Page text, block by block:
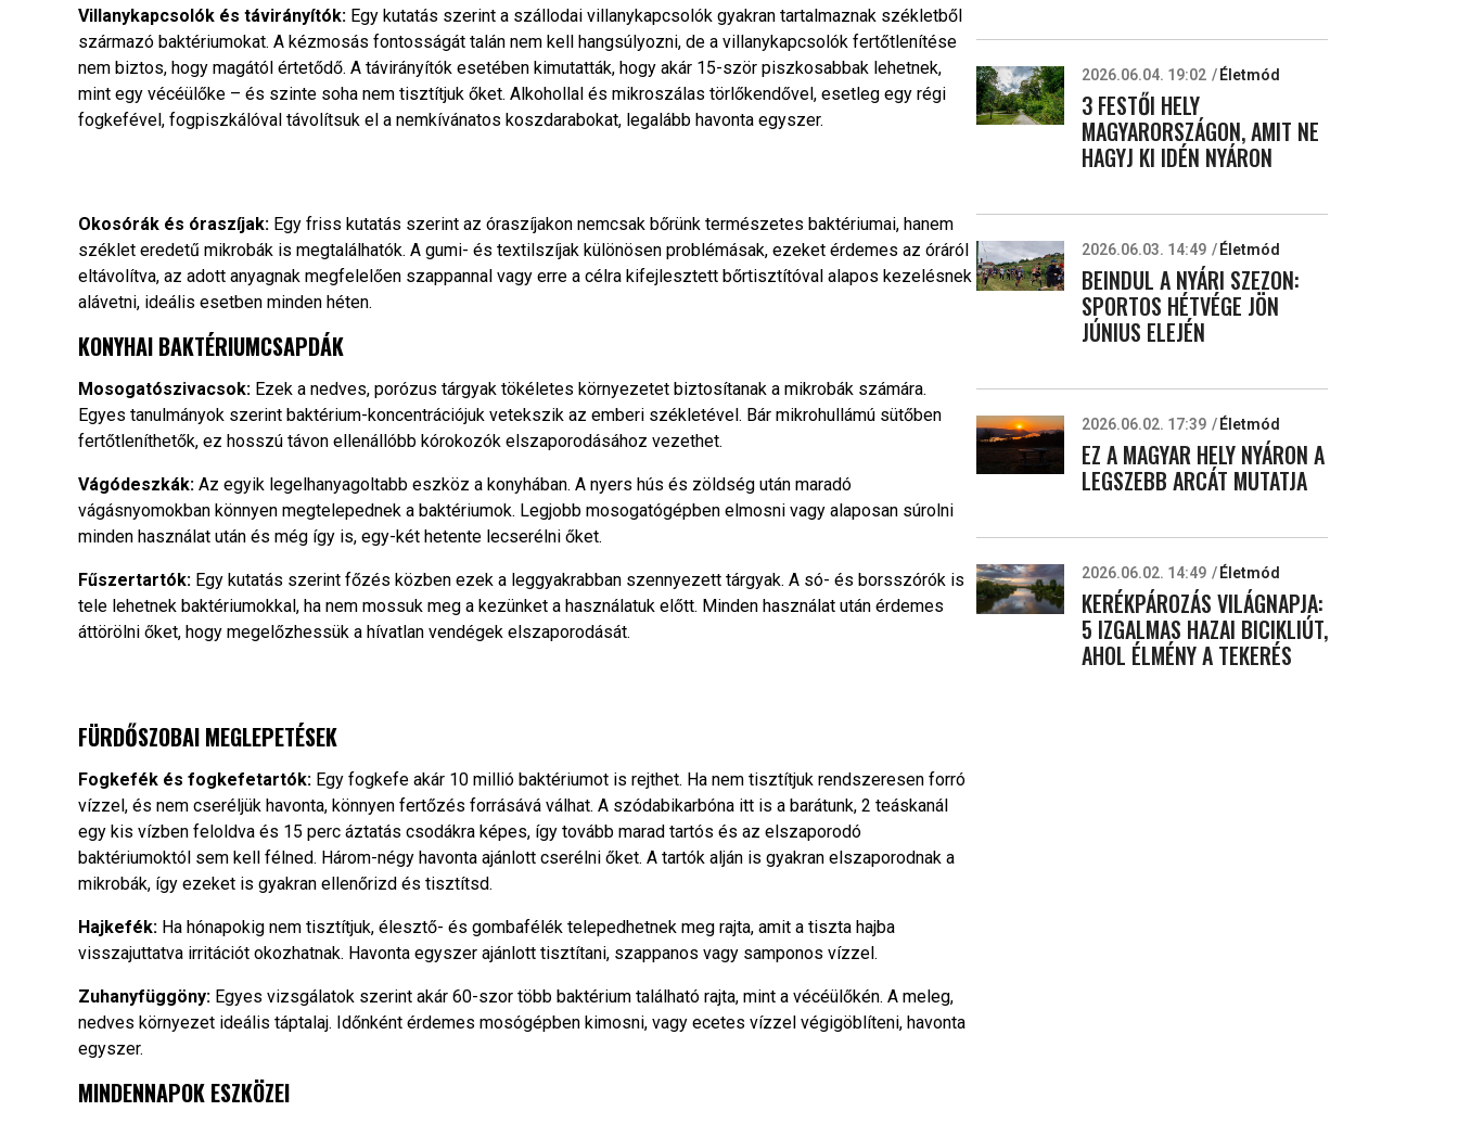
Villanykapcsolók és távirányítók: Egy kutatás szerint a szállodai villanykapcsolók gyakran tartalmaznak székletből
származó baktériumokat. A kézmosás fontosságát talán nem kell hangsúlyozni, de a villanykapcsolók fertőtlenítése
nem biztos, hogy magától értetődő. A távirányítók esetében kimutatták, hogy akár 15-ször piszkosabbak lehetnek,
mint egy vécéülőke – és szinte soha nem tisztítjuk őket. Alkohollal és mikroszálas törlőkendővel, esetleg egy régi
fogkefével, fogpiszkálóval távolítsuk el a nemkívánatos koszdarabokat, legalább havonta egyszer.
Okosórák és óraszíjak: Egy friss kutatás szerint az óraszíjakon nemcsak bőrünk természetes baktériumai, hanem
széklet eredetű mikrobák is megtalálhatók. A gumi- és textilszíjak különösen problémásak, ezeket érdemes az óráról
eltávolítva, az adott anyagnak megfelelően szappannal vagy erre a célra kifejlesztett bőrtisztítóval alapos kezelésnek
alávetni, ideális esetben minden héten.
KONYHAI BAKTÉRIUMCSAPDÁK
Mosogatószivacsok: Ezek a nedves, porózus tárgyak tökéletes környezetet biztosítanak a mikrobák számára.
Egyes tanulmányok szerint baktérium-koncentrációjuk vetekszik az emberi székletével. Bár mikrohullámú sütőben
fertőtleníthetők, ez hosszú távon ellenállóbb kórokozók elszaporodásához vezethet.
Vágódeszkák: Az egyik legelhanyagoltabb eszköz a konyhában. A nyers hús és zöldség után maradó
vágásnyomokban könnyen megtelepednek a baktériumok. Legjobb mosogatógépben elmosni vagy alaposan súrolni
minden használat után és még így is, egy-két hetente lecserélni őket.
Fűszertartók: Egy kutatás szerint főzés közben ezek a leggyakrabban szennyezett tárgyak. A só- és borsszórók is
tele lehetnek baktériumokkal, ha nem mossuk meg a kezünket a használatuk előtt. Minden használat után érdemes
áttörölni őket, hogy megelőzhessük a hívatlan vendégek elszaporodását.
FÜRDŐSZOBAI MEGLEPETÉSEK
Fogkefék és fogkefetartók: Egy fogkefe akár 10 millió baktériumot is rejthet. Ha nem tisztítjuk rendszeresen forró
vízzel, és nem cseréljük havonta, könnyen fertőzés forrásává válhat. A szódabikarbóna itt is a barátunk, 2 teáskanál
egy kis vízben feloldva és 15 perc áztatás csodákra képes, így tovább marad tartós és az elszaporodó
baktériumoktól sem kell félned. Három-négy havonta ajánlott cserélni őket. A tartók alján is gyakran elszaporodnak a
mikrobák, így ezeket is gyakran ellenőrizd és tisztítsd.
Hajkefék: Ha hónapokig nem tisztítjuk, élesztő- és gombafélék telepedhetnek meg rajta, amit a tiszta hajba
visszajuttatva irritációt okozhatnak. Havonta egyszer ajánlott tisztítani, szappanos vagy samponos vízzel.
Zuhanyfüggöny: Egyes vizsgálatok szerint akár 60-szor több baktérium található rajta, mint a vécéülőkén. A meleg,
nedves környezet ideális táptalaj. Időnként érdemes mosógépben kimosni, vagy ecetes vízzel végigöblíteni, havonta
egyszer.
MINDENNAPOK ESZKÖZEI
2026.06.04. 19:02 Életmód
3 FESTŐI HELY
MAGYARORSZÁGON, AMIT NE
HAGYJ KI IDÉN NYÁRON
2026.06.03. 14:49 Életmód
BEINDUL A NYÁRI SZEZON:
SPORTOS HÉTVÉGE JÖN
JÚNIUS ELEJÉN
2026.06.02. 17:39 Életmód
EZ A MAGYAR HELY NYÁRON A
LEGSZEBB ARCÁT MUTATJA
2026.06.02. 14:49 Életmód
KERÉKPÁROZÁS VILÁGNAPJA:
5 IZGALMAS HAZAI BICIKLIÚT,
AHOL ÉLMÉNY A TEKERÉS